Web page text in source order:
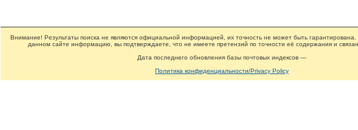
Внимание! Результаты поиска не являются официальной информацией, их точность не может быть гарантирована.
данном сайте информацию, вы подтверждаете, что не имеете претензий по точности её содержания и
Дата последнего обновления базы почтовых индексов —
Политика конфиденциальности/Privacy Policy